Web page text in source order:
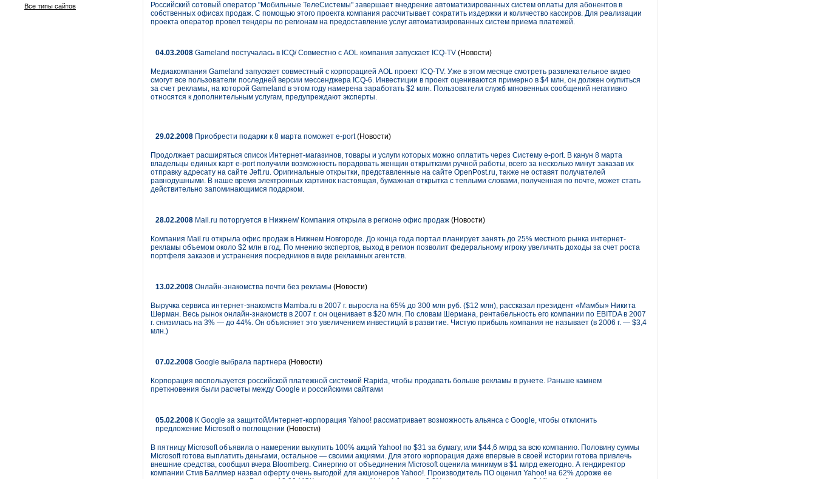
Все типы сайтов
Российский сотовый оператор "Мобильные ТелеСистемы" завершает внедрение автоматизированных систем оплаты для абонентов в
собственных офисах продаж. С помощью этого проекта компания рассчитывает сократить издержки и количество кассиров. Для реализации
проекта оператор провел тендеры по регионам на предоставление услуг автоматизированных систем приема платежей.
04.03.2008 Gameland постучалась в ICQ/ Совместно с AOL компания запускает ICQ-TV (Новости)
Медиакомпания Gameland запускает совместный с корпорацией AOL проект ICQ-TV. Уже в этом месяце смотреть развлекательное видео
смогут все пользователи последней версии мессенджера ICQ-6. Инвестиции в проект оцениваются примерно в $4 млн, он должен окупиться
за счет рекламы, на которой Gameland в этом году намерена заработать $2 млн. Пользователи служб мгновенных сообщений негативно
относятся к дополнительным услугам, предупреждают эксперты.
29.02.2008 Приобрести подарки к 8 марта поможет e-port(Новости)
Продолжает расширяться список Интернет-магазинов, товары и услуги которых можно оплатить через Систему e-port. В канун 8 марта
владельцы единых карт e-port получили возможность порадовать женщин открытками ручной работы, всего за несколько минут заказав их
отправку адресату на сайте Jeft.ru. Оригинальные открытки, представленные на сайте OpenPost.ru, также не оставят получателей
равнодушными. В наше время электронных картинок настоящая, бумажная открытка с теплыми словами, полученная по почте, может стать
действительно запоминающимся подарком.
28.02.2008 Mail.ru поторгуется в Нижнем/ Компания открыла в регионе офис продаж (Новости)
Компания Mail.ru открыла офис продаж в Нижнем Новгороде. До конца года портал планирует занять до 25% местного рынка интернет-
рекламы объемом около $2 млн в год. По мнению экспертов, выход в регион позволит федеральному игроку увеличить доходы за счет роста
портфеля заказов и устранения посредников в виде рекламных агентств.
13.02.2008 Онлайн-знакомства почти без рекламы (Новости)
Выручка сервиса интернет-знакомств Mamba.ru в 2007 г. выросла на 65% до 300 млн руб. ($12 млн), рассказал президент «Мамбы» Никита
Шерман. Весь рынок онлайн-знакомств в 2007 г. он оценивает в $20 млн. По словам Шермана, рентабельность его компании по EBITDA в 2007
г. снизилась на 3% — до 44%. Он объясняет это увеличением инвестиций в развитие. Чистую прибыль компания не называет (в 2006 г. — $3,4
млн.)
07.02.2008 Google выбрала партнера (Новости)
Корпорация воспользуется российской платежной системой Rapida, чтобы продавать больше рекламы в рунете. Раньше камнем
преткновения были расчеты между Google и российскими сайтами
05.02.2008 К Google за защитой/Интернет-корпорация Yahoo! рассматривает возможность альянса с Google, чтобы отклонить
предложение Microsoft о поглощении (Новости)
В пятницу Microsoft объявила о намерении выкупить 100% акций Yahoo! по $31 за бумагу, или $44,6 млрд за всю компанию. Половину суммы
Microsoft готова выплатить деньгами, остальное — своими акциями. Для этого корпорация даже впервые в своей истории готова привлечь
внешние средства, сообщил вчера Bloomberg. Синергию от объединения Microsoft оценила минимум в $1 млрд ежегодно. А гендиректор
компании Стив Баллмер назвал оферту очень выгодой для акционеров Yahoo!. Производитель ПО оценил Yahoo! на 62% дороже ее